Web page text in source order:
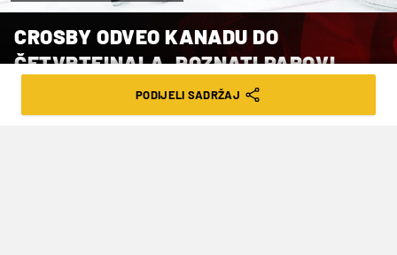
CROSBY ODVEO KANADU DO
ČETVRTFINALA, POZNATI PAROVI
DOIGRAVANJAPODIJELI SADRŽAJ